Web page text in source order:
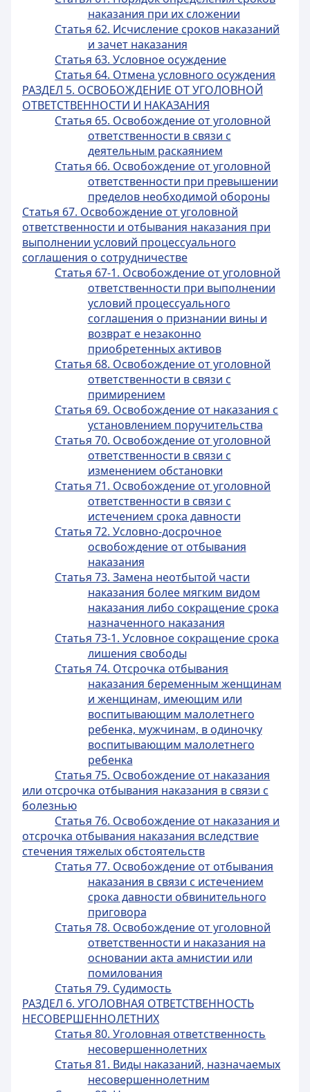
наказания при их сложении
Статья 62. Исчисление сроков наказаний
и зачет наказания
Статья 63. Условное осуждение
Статья 64. Отмена условного осуждения
РАЗДЕЛ 5. ОСВОБОЖДЕНИЕ ОТ УГОЛОВНОЙ
ОТВЕТСТВЕННОСТИ И НАКАЗАНИЯ
Статья 65. Освобождение от уголовной
ответственности в связи с
деятельным раскаянием
Статья 66. Освобождение от уголовной
ответственности при превышении
пределов необходимой обороны
Статья 67. Освобождение от уголовной
ответственности и отбывания наказания при
выполнении условий процессуального
соглашения о сотрудничестве
Статья 67-1. Освобождение от уголовной
ответственности при выполнении
условий процессуального
соглашения о признании вины и
возврат е незаконно
приобретенных активов
Статья 68. Освобождение от уголовной
ответственности в связи с
примирением
Статья 69. Освобождение от наказания с
установлением поручительства
Статья 70. Освобождение от уголовной
ответственности в связи с
изменением обстановки
Статья 71. Освобождение от уголовной
ответственности в связи с
истечением срока давности
Статья 72. Условно-досрочное
освобождение от отбывания
наказания
Статья 73. Замена неотбытой части
наказания более мягким видом
наказания либо сокращение срока
назначенного наказания
Статья 73-1. Условное сокращение срока
лишения свободы
Статья 74. Отсрочка отбывания
наказания беременным женщинам
и женщинам, имеющим или
воспитывающим малолетнего
ребенка, мужчинам, в одиночку
воспитывающим малолетнего
ребенка
Статья 75. Освобождение от наказания
или отсрочка отбывания наказания в связи с
болезнью
Статья 76. Освобождение от наказания и
отсрочка отбывания наказания вследствие
стечения тяжелых обстоятельств
Статья 77. Освобождение от отбывания
наказания в связи с истечением
срока давности обвинительного
приговора
Статья 78. Освобождение от уголовной
ответственности и наказания на
основании акта амнистии или
помилования
Статья 79. Судимость
РАЗДЕЛ 6. УГОЛОВНАЯ ОТВЕТСТВЕННОСТЬ
НЕСОВЕРШЕННОЛЕТНИХ
Статья 80. Уголовная ответственность
несовершеннолетних
Статья 81. Виды наказаний, назначаемых
несовершеннолетним